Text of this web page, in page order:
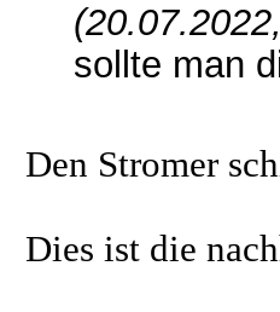
sollte man
Den Stromer
Dies ist die